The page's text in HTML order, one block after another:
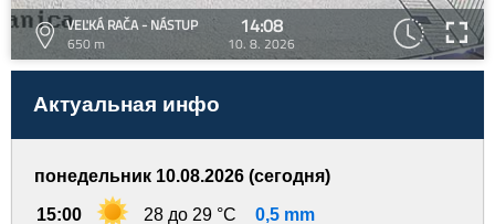
VEĽKÁ RAČA - NÁSTUP
650 m
14:08
10. 8. 2026
Актуальная инфо
понедельник 10.08.2026 (сегодня)
15:00 28 до 29 °C 0,5 mm